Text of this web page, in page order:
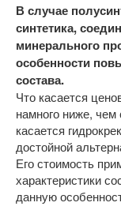
В случае
синтетика,
минерального
особенности
состава.
Что касается
намного ниже, чем
касается
достойной
Его стоимость
характеристики
данную